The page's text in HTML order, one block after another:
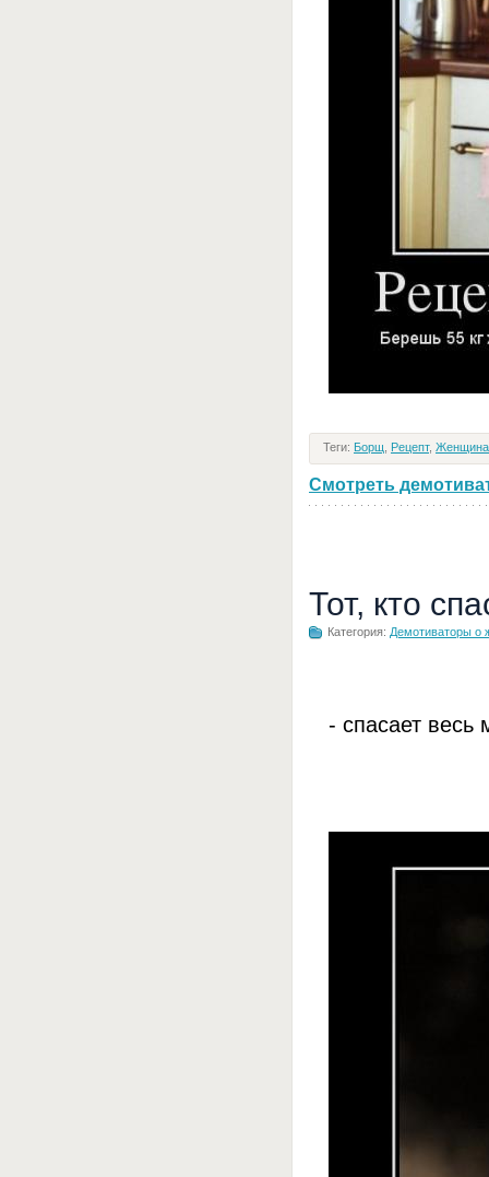
Теги: Борщ Рецепт, Женщина
Смотреть
Тот, кто
Категория: Демотиваторы о
- спасает весь